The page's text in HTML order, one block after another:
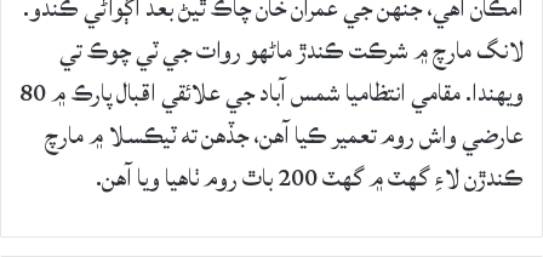
لانگ مارچ ۾ شرڪت ڪندڙ ماڻهو روات جي ٽي چوڪ تي
ويهندا. مقامي انتظاميا شمس آباد جي علائقي اقبال پارڪ ۾ 80
عارضي واش روم تعمير ڪيا آهن، جڏهن ته ٽيڪسلا ۾ مارچ
ڪندڙن لاءِ گهٽ ۾ گهٽ 200 باٿ روم ٺاهيا ويا آهن.